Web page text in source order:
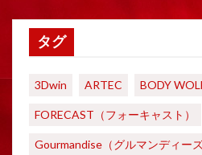
タグ
3Dwin ARTEC BODY
FORECAST（フォーキャスト）
Gourmandise（グルマンディーズ